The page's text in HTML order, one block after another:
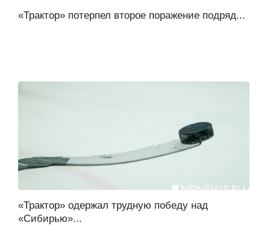
«Трактор» потерпел второе поражение подряд...
«Трактор» одержал трудную победу над
«Сибирью»...